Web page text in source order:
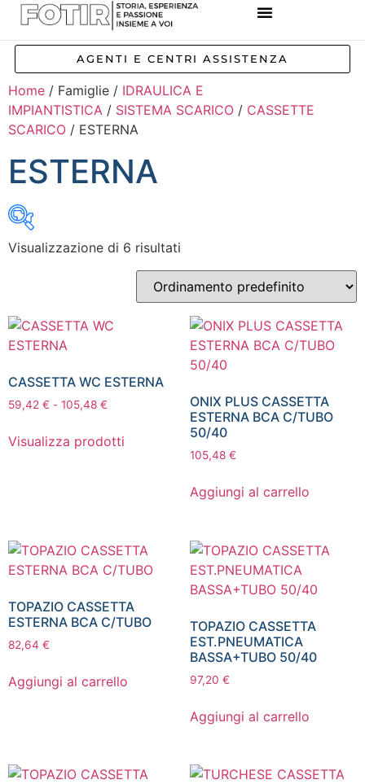
AGENTI E CENTRI ASSISTENZA
Home / Famiglie / IDRAULICA E
IMPIANTISTICA / SISTEMA SCARICO / CASSETTE
SCARICO / ESTERNA
ESTERNA
Inizia a digitare per attivare la ricerca
Visualizzazione di 6 risultati
CASSETTA WC ESTERNA
59,42 € - 105,48 €
Visualizza prodotti
ONIX PLUS CASSETTA
ESTERNA BCA C/TUBO
50/40
105,48 €
Aggiungi al carrello
TOPAZIO CASSETTA
ESTERNA BCA C/TUBO
82,64 €
Aggiungi al carrello
TOPAZIO CASSETTA
EST.PNEUMATICA
BASSA+TUBO 50/40
97,20 €
Aggiungi al carrello